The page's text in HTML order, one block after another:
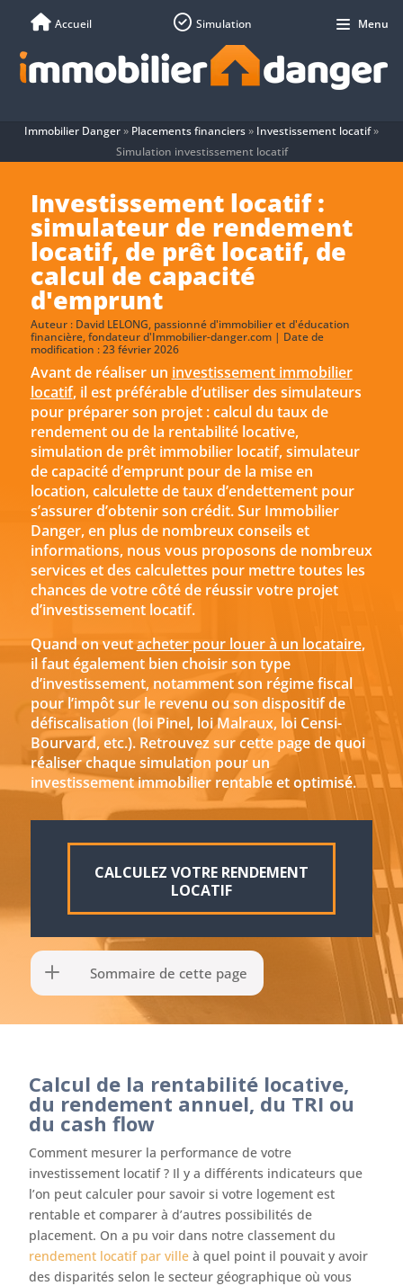
Immobilier Danger» Placements financiers» Investissement locatif»
Simulation investissement locatif
Investissement locatif :
simulateur de rendement
locatif, de prêt locatif, de
calcul de capacité
d'emprunt
Auteur : David LELONG, passionné d'immobilier et d'éducation
financière, fondateur d'Immobilier-danger.com | Date de
modification : 23 février 2026
Avant de réaliser un investissement immobilier
locatif, il est préférable d’utiliser des simulateurs
pour préparer son projet : calcul du taux de
rendement ou de la rentabilité locative,
simulation de prêt immobilier locatif, simulateur
de capacité d’emprunt pour de la mise en
location, calculette de taux d’endettement pour
s’assurer d’obtenir son crédit. Sur Immobilier
Danger, en plus de nombreux conseils et
informations, nous vous proposons de nombreux
services et des calculettes pour mettre toutes les
chances de votre côté de réussir votre projet
d’investissement locatif.
Quand on veutacheter pour louer à un locataire,
il faut également bien choisir son type
d’investissement, notamment son régime fiscal
pour l’impôt sur le revenu ou son dispositif de
défiscalisation (loi Pinel, loi Malraux, loi Censi-
Bourvard, etc.). Retrouvez sur cette page de quoi
réaliser chaque simulation pour un
investissement immobilier rentable et optimisé.
CALCULEZ VOTRE RENDEMENT
LOCATIF
Sommaire de cette page
Calcul de la rentabilité locative,
du rendement annuel, du TRI ou
du cash flow
Comment mesurer la performance de votre
investissement locatif ? Il y a différents indicateurs que
l’on peut calculer pour savoir si votre logement est
rentable et comparer à d’autres possibilités de
placement. On a pu voir dans notre classement du
rendement locatif par ville à quel point il pouvait y avoir
des disparités selon le secteur géographique où vous
Accueil Simulation Menu